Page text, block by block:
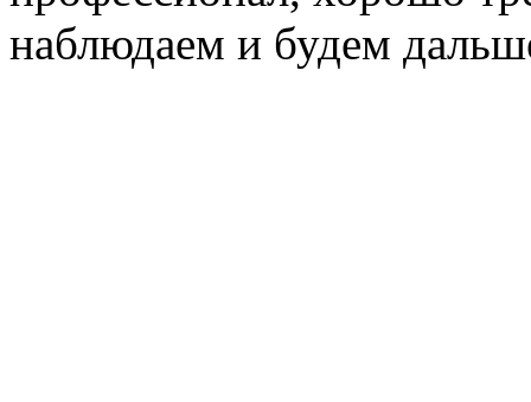
наблюдаем и будем